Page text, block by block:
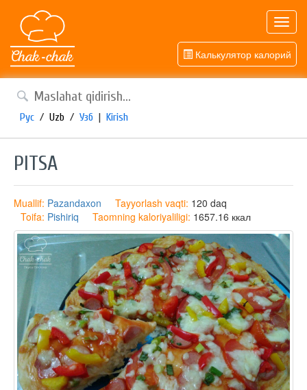
Калькулятор калорий
Рус / Uzb / Узб | Kirish
PITSA
Muallif: Pazandaxon Tayyorlash vaqti: 120 daq
Toifa: Pishiriq Taomning kaloriyaliligi: 1657.16 ккал